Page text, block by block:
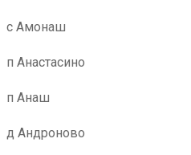
с Амонаш
п Анастасино
п Анаш
д Андроново